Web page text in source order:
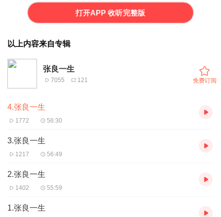
打开APP 收听完整版
以上内容来自专辑
张良一生
7055 121 免费订阅
4.张良一生
1772 56:30
3.张良一生
1217 56:49
2.张良一生
1402 55:59
1.张良一生